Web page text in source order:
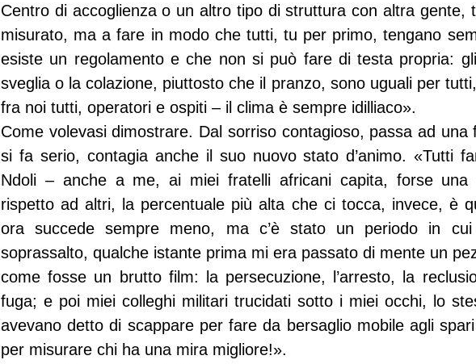
Centro di accoglienza o un altro tipo di struttura con altra gente,
misurato, ma a fare in modo che tutti, tu per primo, tengano
esiste un regolamento e che non si può fare di testa propria:
sveglia o la colazione, piuttosto che il pranzo, sono uguali per
fra noi tutti, operatori e ospiti – il clima è sempre idilliaco».
Come volevasi dimostrare. Dal sorriso contagioso, passa ad una
si fa serio, contagia anche il suo nuovo stato d’animo. «Tutti
Ndoli – anche a me, ai miei fratelli africani capita, forse una
rispetto ad altri, la percentuale più alta che ci tocca, invece, è
ora succede sempre meno, ma c’è stato un periodo in
soprassalto, qualche istante prima mi era passato di mente un
come fosse un brutto film: la persecuzione, l’arresto, la
fuga; e poi miei colleghi militari trucidati sotto i miei occhi, lo
avevano detto di scappare per fare da bersaglio mobile agli
per misurare chi ha una mira migliore!».